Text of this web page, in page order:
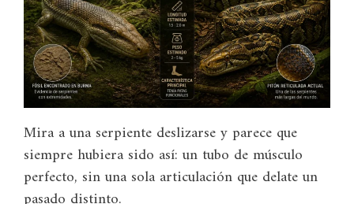
Mira a una serpiente deslizarse y parece que
siempre hubiera sido así: un tubo de músculo
perfecto, sin una sola articulación que delate un